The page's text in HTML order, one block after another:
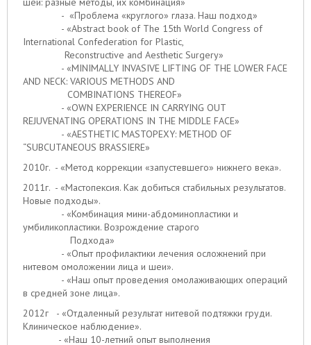
- «Проблема «круглого» глаза. Наш подход»
- «Abstract book of The 15th World Congress of
International Confederation for Plastic,
Reconstructive and Aesthetic Surgery»
- «MINIMALLY INVASIVE LIFTING OF THE LOWER FACE
AND NECK: VARIOUS METHODS AND
COMBINATIONS THEREOF»
- «OWN EXPERIENCE IN CARRYING OUT
REJUVENATING OPERATIONS IN THE MIDDLE FACE»
- «AESTHETIC MASTOPEXY: METHOD OF
“SUBCUTANEOUS BRASSIERE»
2010г. - «Метод коррекции «запустевшего» нижнего века».
2011г. - «Мастопексия. Как добиться стабильных результатов.
Новые подходы».
- «Комбинация мини-абдоминопластики и
умбиликопластики. Возрождение старого
Подхода»
- «Опыт профилактики лечения осложнений при
нитевом омоложении лица и шеи».
- «Наш опыт проведения омолаживающих операций
в средней зоне лица».
2012г - «Отдаленный результат нитевой подтяжки груди.
Клиническое наблюдение».
- «Наш 10-летний опыт выполнения